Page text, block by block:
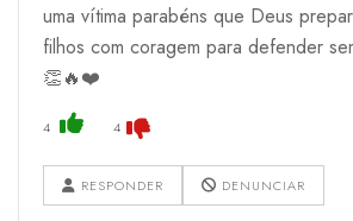
uma vítima parabéns que Deus
filhos com coragem para defender
👏🔥❤️
4 4
RESPONDER DENUNCIAR